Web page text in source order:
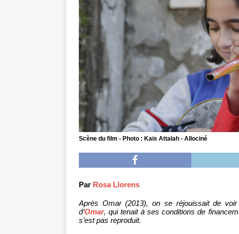
Scène du film - Photo : Kais Attalah - Allociné
Par Rosa Llorens
Après Omar (2013), on se réjouissait de
d’Omar, qui tenait à ses conditions de
s’est pas reproduit.